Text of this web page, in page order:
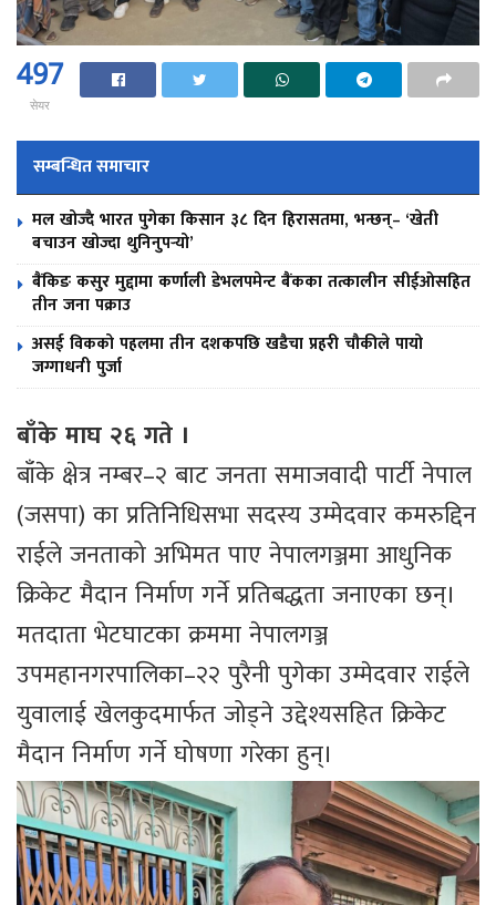
497
सेयर
सम्बन्धित समाचार
मल खोज्दै भारत पुगेका किसान ३८ दिन हिरासतमा, भन्छन्– ‘खेती
बचाउन खोज्दा थुनिनुपर्‍यो’
बैंकिङ कसुर मुद्दामा कर्णाली डेभलपमेन्ट बैंकका तत्कालीन सीईओसहित
तीन जना पक्राउ
असई विकको पहलमा तीन दशकपछि खडैचा प्रहरी चौकीले पायो
जग्गाधनी पुर्जा
बाँके माघ २६ गते ।
बाँके क्षेत्र नम्बर–२ बाट जनता समाजवादी पार्टी नेपाल
(जसपा) का प्रतिनिधिसभा सदस्य उम्मेदवार कमरुद्दिन
राईले जनताको अभिमत पाए नेपालगञ्जमा आधुनिक
क्रिकेट मैदान निर्माण गर्ने प्रतिबद्धता जनाएका छन्।
मतदाता भेटघाटका क्रममा नेपालगञ्ज
उपमहानगरपालिका–२२ पुरैनी पुगेका उम्मेदवार राईले
युवालाई खेलकुदमार्फत जोड्ने उद्देश्यसहित क्रिकेट
मैदान निर्माण गर्ने घोषणा गरेका हुन्।